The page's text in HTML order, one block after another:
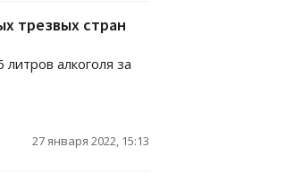
трезвых стран
алкоголя за
27 января 2022, 15:13